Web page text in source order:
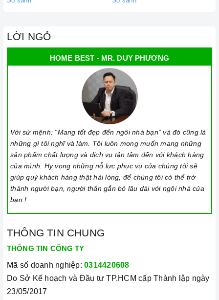
sản phẩm.
Đến với Home Best, chúng tôi tự hào cung cấp đến khách hàng
đa dạng các dòng máy hút khói Teka nổi tiếng, cam kết về chất
lượng và nguồn gốc sản phẩm chính hãng. Chúng tôi tự tin
mang đến cho quý khách hàng dịch vụ chăm sóc khách hàng
tận tâm và chính sách bảo hành, hậu mãi chuyên nghiệp nhất.
Xem thêm tại đây: Home Best Care - Trung tâm bảo trì, sửa
chữa thiết bị nhà bếp cao cấp
THÔNG SỐ KỸ THUẬT
Xuất xứ
Loại sản phẩm Máy hút mùi âm tủ
LỜI NGỎ
HOME BEST - MR. DUY PHƯƠNG
Với sứ mệnh: “Mang tốt đẹp đến ngôi nhà bạn” và đó cũng là
những gì tôi nghĩ và làm. Tôi luôn mong muốn mang những
sản phẩm chất lượng và dịch vụ tận tâm đến với khách hàng
của mình. Hy vọng những nỗ lực phục vụ của chúng tôi sẽ
giúp quý khách hàng thật hài lòng, để chúng tôi có thể trở
thành người bạn, người thân gắn bó lâu dài với ngôi nhà của
bạn !
THÔNG TIN CHUNG
THÔNG TIN CÔNG TY
Mã số doanh nghiệp: 0314420608
Do Sở Kế hoạch và Đầu tư TP.HCM cấp Thành lập ngày
23/05/2017